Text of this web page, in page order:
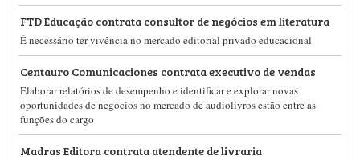
FTD Educação contrata consultor de negócios em literatura
É necessário ter vivência no mercado editorial privado educacional
Centauro Comunicaciones contrata executivo de vendas
Elaborar relatórios de desempenho e identificar e explorar novas
oportunidades de negócios no mercado de audiolivros estão entre as
funções do cargo
Madras Editora contrata atendente de livraria